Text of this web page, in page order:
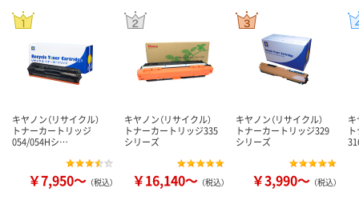
キヤノン（リサイクル）
トナーカートリッジ
054/054Hシ…
￥7,950～ （税込）
キヤノン（リサイクル）
トナーカートリッジ335
シリーズ
￥16,140～ （税込）
キヤノン（リサイクル）
トナーカートリッジ329
シリーズ
￥3,990～ （税込）